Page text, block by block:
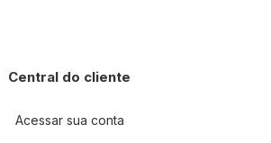
Central do cliente
Acessar sua conta